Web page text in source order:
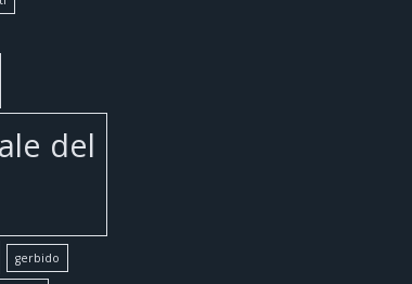
del
gerbido